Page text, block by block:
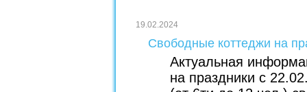
19.02.2024
Свободные коттеджи на
Актуальная
на праздники с